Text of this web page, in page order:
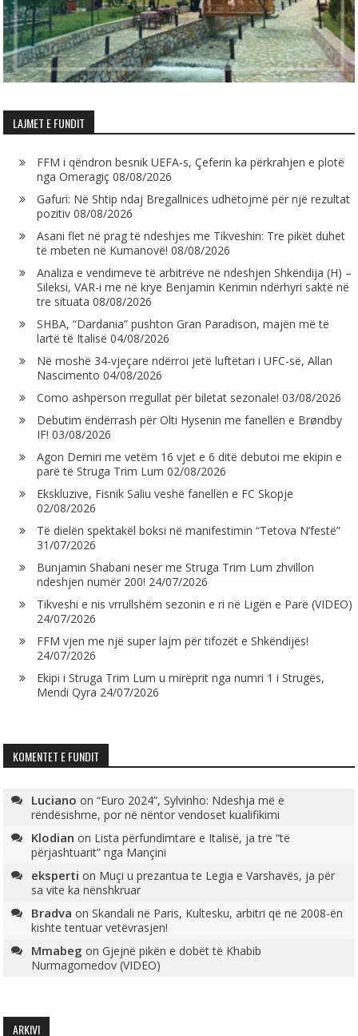
LAJMET E FUNDIT
FFM i qëndron besnik UEFA-s, Çeferin ka përkrahjen e plotë
nga Omeragiç 08/08/2026
Gafuri: Në Shtip ndaj Bregallnicës udhëtojmë për një rezultat
pozitiv 08/08/2026
Asani flet në prag të ndeshjes me Tikveshin: Tre pikët duhet
të mbeten në Kumanovë! 08/08/2026
Analiza e vendimeve të arbitrëve në ndeshjen Shkëndija (H) –
Sileksi, VAR-i me në krye Benjamin Kerimin ndërhyri saktë në
tre situata 08/08/2026
SHBA, “Dardania” pushton Gran Paradison, majën më të
lartë të Italisë 04/08/2026
Në moshë 34-vjeçare ndërroi jetë luftëtari i UFC-së, Allan
Nascimento 04/08/2026
Como ashpërson rregullat për biletat sezonale! 03/08/2026
Debutim ëndërrash për Olti Hysenin me fanellën e Brøndby
IF! 03/08/2026
Agon Demiri me vetëm 16 vjet e 6 ditë debutoi me ekipin e
parë të Struga Trim Lum 02/08/2026
Ekskluzive, Fisnik Saliu veshë fanellën e FC Skopje
02/08/2026
Të dielën spektakël boksi në manifestimin “Tetova N’festë”
31/07/2026
Bunjamin Shabani nesër me Struga Trim Lum zhvillon
ndeshjen numër 200! 24/07/2026
Tikveshi e nis vrrullshëm sezonin e ri në Ligën e Parë (VIDEO)
24/07/2026
FFM vjen me një super lajm për tifozët e Shkëndijës!
24/07/2026
Ekipi i Struga Trim Lum u mirëprit nga numri 1 i Strugës,
Mendi Qyra 24/07/2026
KOMENTET E FUNDIT
Luciano on“Euro 2024”, Sylvinho: Ndeshja më e
rëndësishme, por në nëntor vendoset kualifikimi
Klodian on Lista përfundimtare e Italisë, ja tre “të
përjashtuarit” nga Mançini
eksperti on Muçi u prezantua te Legia e Varshavës, ja për
sa vite ka nënshkruar
Bradva onSkandali në Paris, Kultesku, arbitri që në 2008-ën
kishte tentuar vetëvrasjen!
Mmabeg onGjejnë pikën e dobët të Khabib
Nurmagomedov (VIDEO)
ARKIVI